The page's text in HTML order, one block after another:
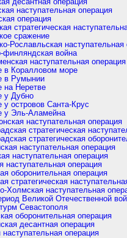
десантная операция
наступательная операция
операция
стратегическая
сражение
Рославльская наступательная
финляндская война
наступательная операция
в Коралловом море
в Румынии
на Неретве
у Дубно
у островов Санта-Крус
у Эль-Аламейна
наступательная операция
стратегическая
стратегическая
наступательная операция
наступательная операция
наступательная операция
оборонительная операция
стратегическая
Холмская наступательная
Великой Отечественной
Севастополя
оборонительная операция
десантная операция
наступательная операция